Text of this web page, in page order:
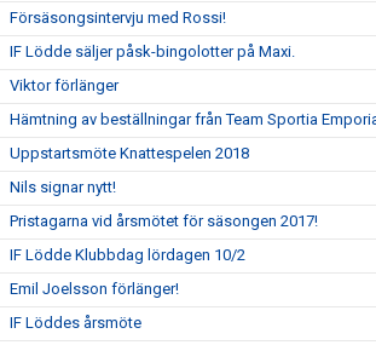
Försäsongsintervju med Rossi!
IF Lödde säljer påsk-bingolotter på Maxi.
Viktor förlänger
Hämtning av beställningar från Team Sportia
Uppstartsmöte Knattespelen 2018
Nils signar nytt!
Pristagarna vid årsmötet för säsongen 2017!
IF Lödde Klubbdag lördagen 10/2
Emil Joelsson förlänger!
IF Löddes årsmöte